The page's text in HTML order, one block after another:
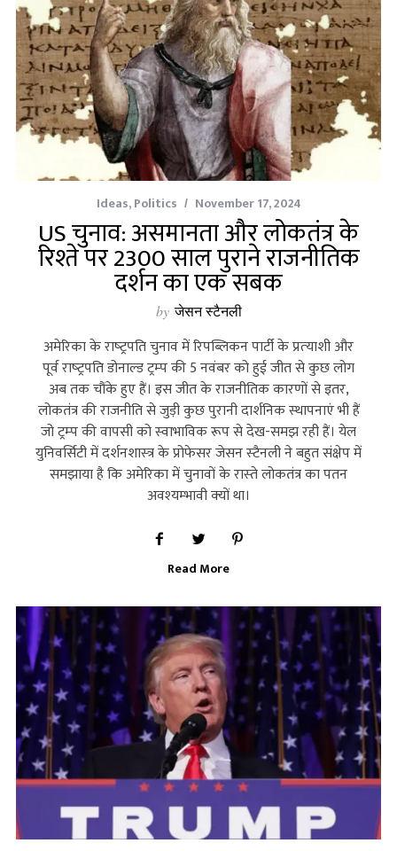
Ideas,Politics November 17, 2024
US चुनाव: असमानता और लोकतंत्र के
रिश्ते पर 2300 साल पुराने राजनीतिक
दर्शन का एक सबक
by जेसन स्टैनली
अमेरिका के राष्‍ट्रपति चुनाव में रिपब्लिकन पार्टी के प्रत्‍याशी और
पूर्व राष्‍ट्रपति‍ डोनाल्‍ड ट्रम्‍प की 5 नवंबर को हुई जीत से कुछ लोग
अब तक चौंके हुए हैं। इस जीत के राजनीतिक कारणों से इतर,
लोकतंत्र की राजनीति से जुड़ी कुछ पुरानी दार्शनिक स्‍थापनाएं भी हैं
जो ट्रम्‍प की वापसी को स्‍वाभाविक रूप से देख-समझ रही हैं। येल
युनिवर्सिटी में दर्शनशास्‍त्र के प्रोफेसर जेसन स्‍टैनली ने बहुत संक्षेप में
समझाया है कि अमेरिका में चुनावों के रास्‍ते लोकतंत्र का पतन
अवश्‍यम्‍भावी क्‍यों था।
Read More